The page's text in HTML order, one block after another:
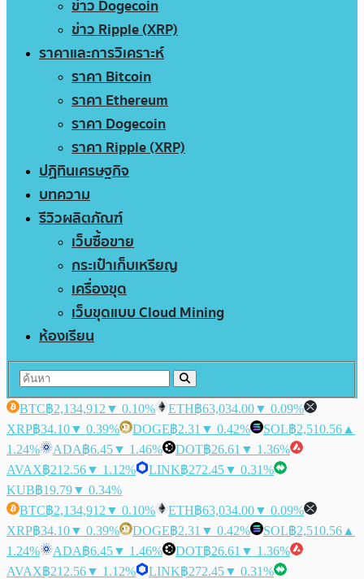
ข่าว Dogecoin
ข่าว Ripple (XRP)
ราคาและการวิเคราะห์
ราคา Bitcoin
ราคา Ethereum
ราคา Dogecoin
ราคา Ripple (XRP)
ปฏิทินเศรษฐกิจ
บทความ
รีวิวผลิตภัณฑ์
เว็บซื้อขาย
กระเป๋าเก็บเหรียญ
เครื่องขุด
เว็บขุดแบบ Cloud Mining
ห้องเรียน
BTC฿2,134,912 ▼ 0.10% ETH฿63,034.00▼ 0.09%
XRP฿34.10▼ 0.39% DOGE฿2.31 ▼ 0.42% SOL฿2,510.56 ▲
1.24%
ADA฿6.45▼ 1.46% DOT฿26.61 ▼ 1.36%
AVAX฿212.56▼ 1.12% LINK฿272.45▼ 0.31%
KUB฿19.79▼ 0.34%
BTC฿2,134,912 ▼ 0.10% ETH฿63,034.00▼ 0.09%
XRP฿34.10▼ 0.39% DOGE฿2.31 ▼ 0.42% SOL฿2,510.56 ▲
1.24%
ADA฿6.45▼ 1.46% DOT฿26.61 ▼ 1.36%
AVAX฿212.56▼ 1.12% LINK฿272.45▼ 0.31%